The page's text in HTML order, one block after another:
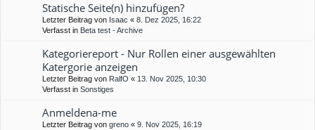
Statische Seite(n) hinzufügen?
Letzter Beitrag von Isaac « 8. Dez 2025, 16:22
Verfasst in Beta test - Archive
Kategoriereport - Nur Rollen einer ausgewählten
Katergorie anzeigen
Letzter Beitrag von RalfO « 13. Nov 2025, 10:30
Verfasst in Sonstiges
Anmeldena-me
Letzter Beitrag von greno « 9. Nov 2025, 16:19